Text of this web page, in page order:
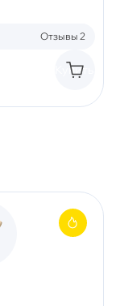
Отзывы 2
Купить